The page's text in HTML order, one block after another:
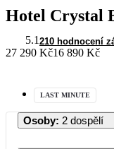
Hotel Crystal
5.1 210 hodnocení
27 290 Kč16 890 Kč
LAST MINUTE
Osoby: 2 dospělí